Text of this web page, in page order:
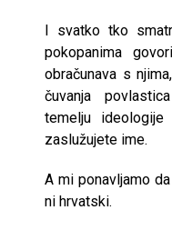
I svatko tko
pokopanima
obračunava s
čuvanja
temelju
zaslužujete ime.
A mi ponavljamo
ni hrvatski.